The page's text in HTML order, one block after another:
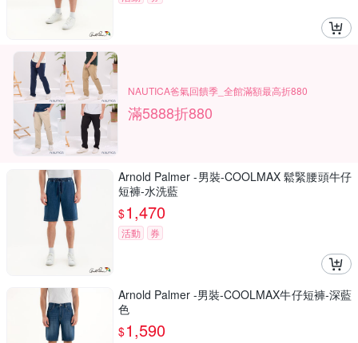
NAUTICA爸氣回饋季_全館滿額最高折880
滿5888折880
Arnold Palmer -男裝-COOLMAX 鬆緊腰頭牛仔
短褲-水洗藍
$1,470
活動 券
Arnold Palmer -男裝-COOLMAX牛仔短褲-深藍
色
$1,590